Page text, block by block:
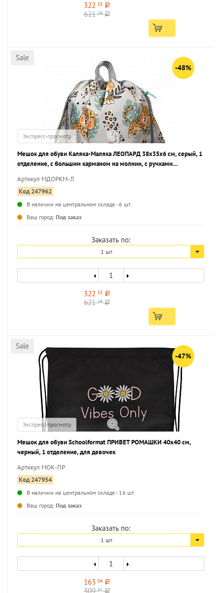
322 53 a
62129 a
Sale
-48%
Экспресс-просмотр
Мешок для обуви Каляка-Маляка ЛЕОПАРД 38x35x6 см, серый, 1
отделение, с большим карманом на молнии, с ручками
Артикул МДОРКМ-Л
Код 247962
В наличии на центральном складе - 6 шт.
Ваш город: Под заказ
Заказать по:
1 шт.
322 53 a
62129 a
Sale
-47%
Экспресс-просмотр
Мешок для обуви Schoolformat ПРИВЕТ РОМАШКИ 40x40 см,
черный, 1 отделение, для девочек
Артикул МОК-ПР
Код 247954
В наличии на центральном складе - 16 шт.
Ваш город: Под заказ
Заказать по:
1 шт.
163 04 a
30957 a